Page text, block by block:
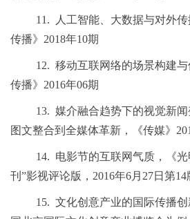
11.
人工智能、大数据与对外
传播》 2018年10期
12. 移动互联网络的场景构建
传播》 2016年06期
13. 媒介融合趋势下的视觉新
图文整合到全媒体革新，《传媒》
14. 电影节的互联网气质，《光
刊”影视评论版， 2016年6月 27日第14
15. 文化创意产业的国际传播创